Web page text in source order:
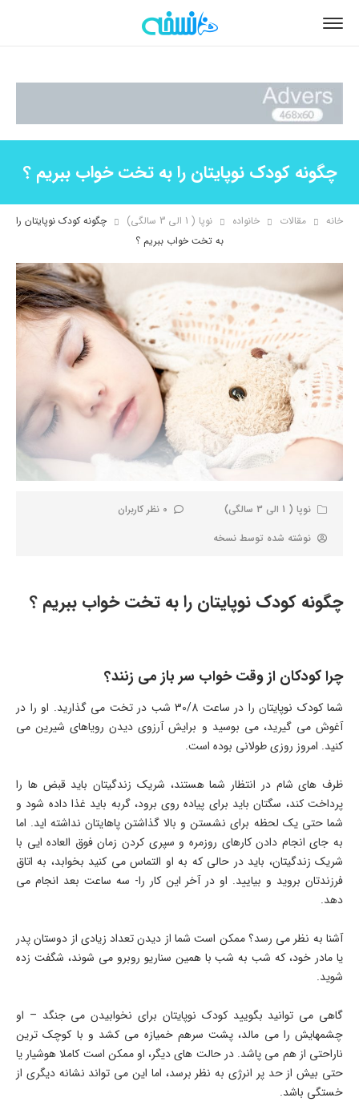
چگونه کودک نوپایتان را به تخت خواب ببریم ؟
خانه مقالات خانواده نوپا ( 1 الی 3 سالگی)
چگونه کودک نوپایتان را
به تخت خواب ببریم ؟
نوپا ( 1 الی 3 سالگی)
0 نظر کاربران
نوشته شده توسط نسخه
چگونه کودک نوپایتان را به تخت خواب ببریم ؟
چرا کودکان از وقت خواب سر باز می زنند؟
شما کودک نوپایتان را در ساعت 30/8 شب در تخت می گذارید. او را در
آغوش می گیرید، می بوسید و برایش آرزوی دیدن رویاهای شیرین می
کنید. امروز روزی طولانی بوده است.
ظرف های شام در انتظار شما هستند، شریک زندگیتان باید قبض ها را
پرداخت کند، سگتان باید برای پیاده روی برود، گربه باید غذا داده شود و
شما حتی یک لحظه برای نشستن و بالا گذاشتن پاهایتان نداشته اید. اما
به جای انجام دادن کارهای روزمره و سپری کردن زمان فوق العاده ایی با
شریک زندگیتان، باید در حالی که به او التماس می کنید بخوابد، به اتاق
فرزندتان بروید و بیایید. او در آخر این کار را- سه ساعت بعد انجام می
دهد.
آشنا به نظر می رسد؟ ممکن است شما از دیدن تعداد زیادی از دوستان پدر
یا مادر خود، که شب به شب با همین سناریو روبرو می شوند، شگفت زده
شوید.
گاهی می توانید بگویید کودک نوپایتان برای نخوابیدن می جنگد – او
چشمهایش را می مالد، پشت سرهم خمیازه می کشد و با کوچک ترین
ناراحتی از هم می پاشد. در حالت های دیگر، او ممکن است کاملا هوشیار یا
حتی بیش از حد پر انرژی به نظر برسد، اما این می تواند نشانه دیگری از
خستگی باشد.